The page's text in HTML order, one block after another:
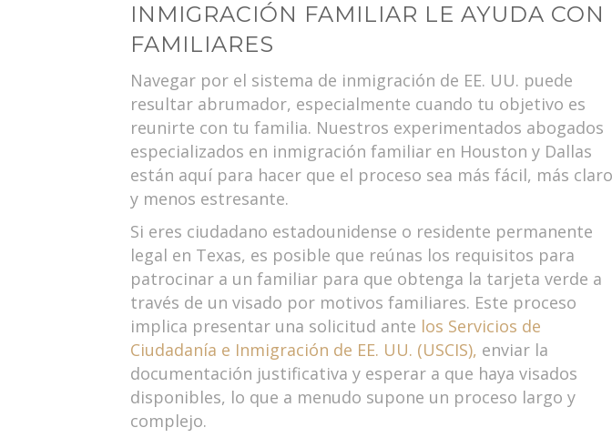
INMIGRACIÓN FAMILIAR LE AYUDA
FAMILIARES
Navegar por el sistema de inmigración de EE. UU. puede
resultar abrumador, especialmente cuando tu objetivo es
reunirte con tu familia. Nuestros experimentados abogados
especializados en inmigración familiar en Houston y Dallas
están aquí para hacer que el proceso sea más fácil, más claro
y menos estresante.
Si eres ciudadano estadounidense o residente permanente
legal en Texas, es posible que reúnas los requisitos para
patrocinar a un familiar para que obtenga la tarjeta verde a
través de un visado por motivos familiares. Este proceso
implica presentar una solicitud ante los Servicios de
Ciudadanía e Inmigración de EE. UU. (USCIS), enviar la
documentación justificativa y esperar a que haya visados
disponibles, lo que a menudo supone un proceso largo y
complejo.